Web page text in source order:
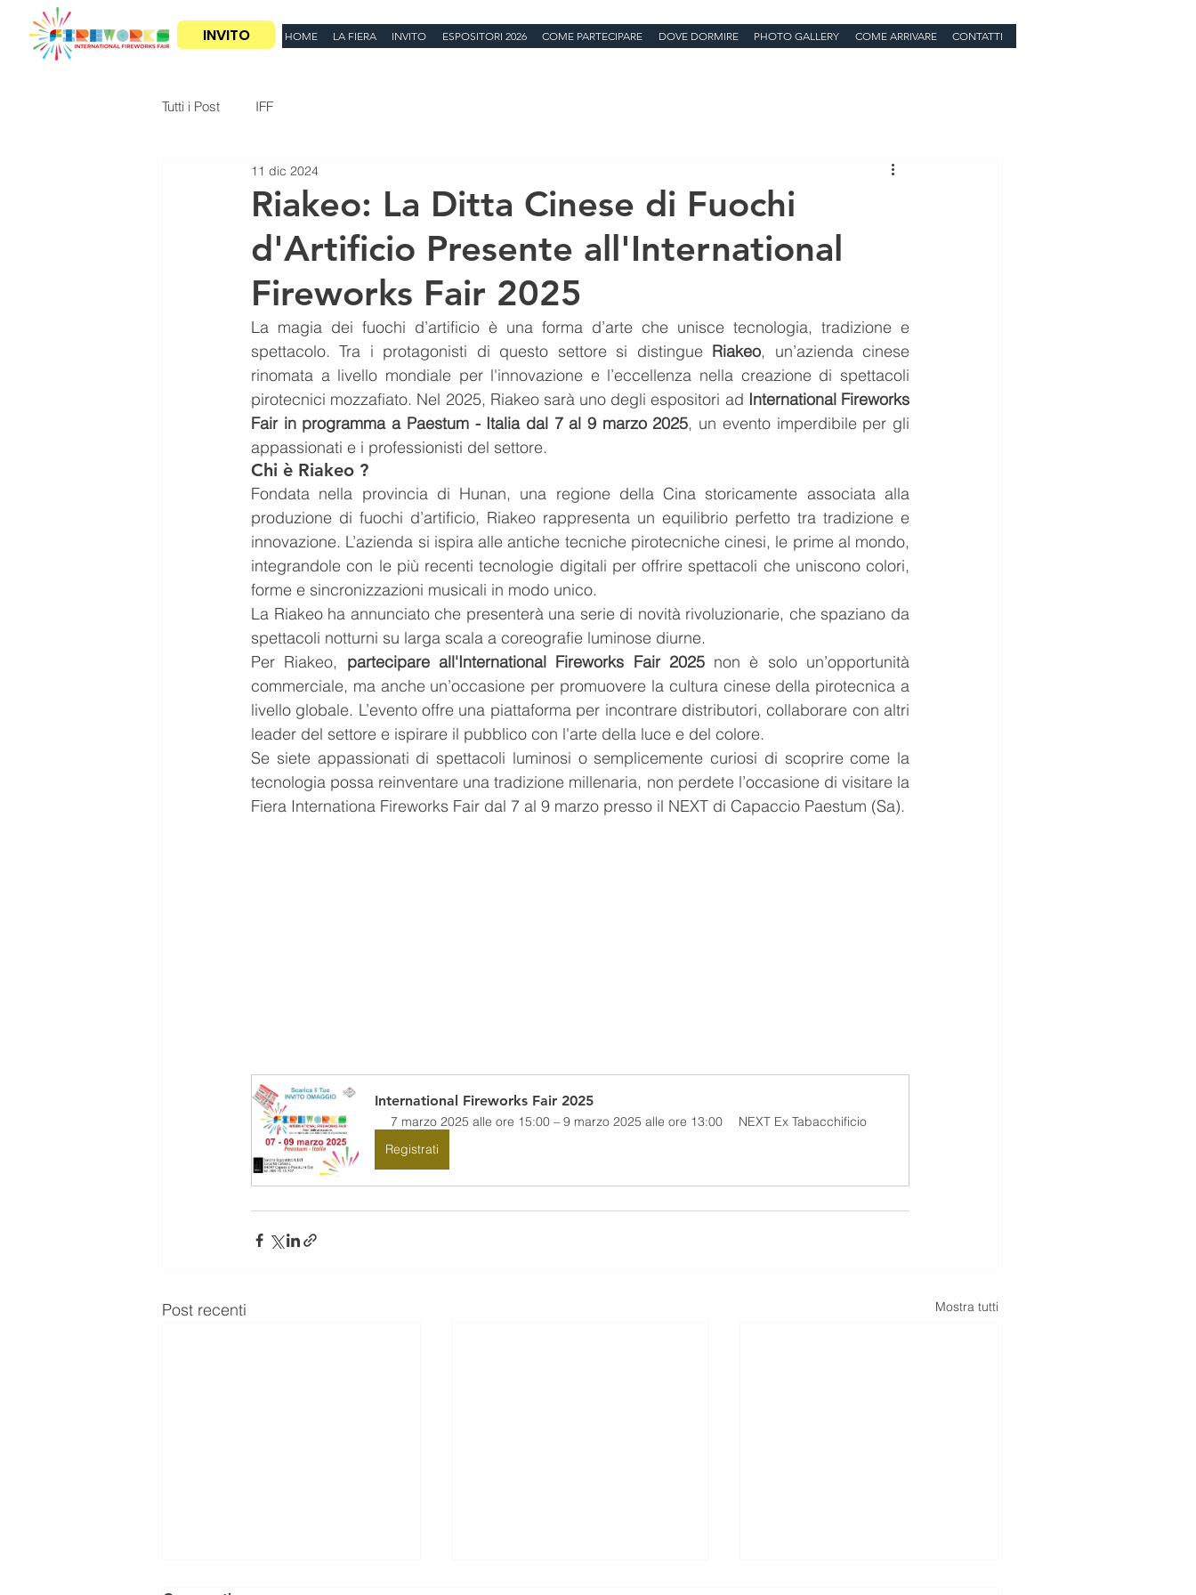
HOME LA FIERA INVITO ESPOSITORI 2026 COME PARTECIPARE DOVE DORMIRE PHOTO GALLERY COME ARRIVARE CONTATTI
INVITO
Tutti i Post IFF
Riakeo: La Ditta Cinese di Fuochi
d'Artificio Presente all'International
Fireworks Fair 2025
11 dic 2024
La magia dei fuochi d’artificio è una forma d’arte che unisce tecnologia, tradizione e
spettacolo. Tra i protagonisti di questo settore si distingue Riakeo, un’azienda cinese
rinomata a livello mondiale per l'innovazione e l’eccellenza nella creazione di spettacoli
pirotecnici mozzafiato. Nel 2025, Riakeo sarà uno degli espositori ad International Fireworks
Fair in programma a Paestum - Italia dal 7 al 9 marzo 2025, un evento imperdibile per gli
appassionati e i professionisti del settore.
Chi è Riakeo ?
Fondata nella provincia di Hunan, una regione della Cina storicamente associata alla
produzione di fuochi d’artificio, Riakeo rappresenta un equilibrio perfetto tra tradizione e
innovazione. L’azienda si ispira alle antiche tecniche pirotecniche cinesi, le prime al mondo,
integrandole con le più recenti tecnologie digitali per offrire spettacoli che uniscono colori,
forme e sincronizzazioni musicali in modo unico.
La Riakeo ha annunciato che presenterà una serie di novità rivoluzionarie, che spaziano da
spettacoli notturni su larga scala a coreografie luminose diurne.
Per Riakeo, partecipare all'International Fireworks Fair 2025 non è solo un’opportunità
commerciale, ma anche un’occasione per promuovere la cultura cinese della pirotecnica a
livello globale. L’evento offre una piattaforma per incontrare distributori, collaborare con altri
leader del settore e ispirare il pubblico con l'arte della luce e del colore.
Se siete appassionati di spettacoli luminosi o semplicemente curiosi di scoprire come la
tecnologia possa reinventare una tradizione millenaria, non perdete l’occasione di visitare la
Fiera Internationa Fireworks Fair dal 7 al 9 marzo presso il NEXT di Capaccio Paestum (Sa).
International Fireworks Fair 2025
7 marzo 2025 alle ore 15:00 – 9 marzo 2025 alle ore 13:00
NEXT Ex Tabacchificio
Registrati
Post recenti Mostra tutti